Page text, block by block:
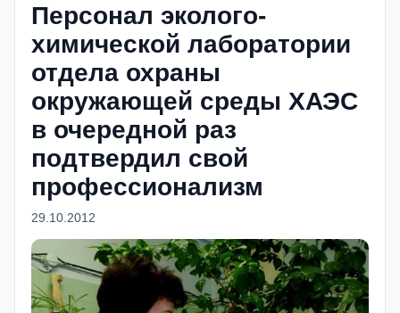
Персонал эколого-
химической лаборатории
отдела охраны
окружающей среды ХАЭС
в очередной раз
подтвердил свой
профессионализм
29.10.2012